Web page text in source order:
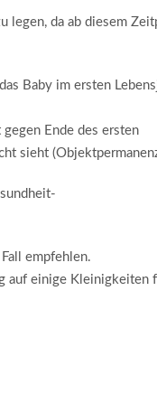
legen, da ab diesem
Baby im ersten
Ende des ersten
sieht
empfehlen.
auf einige Kleinigkeiten